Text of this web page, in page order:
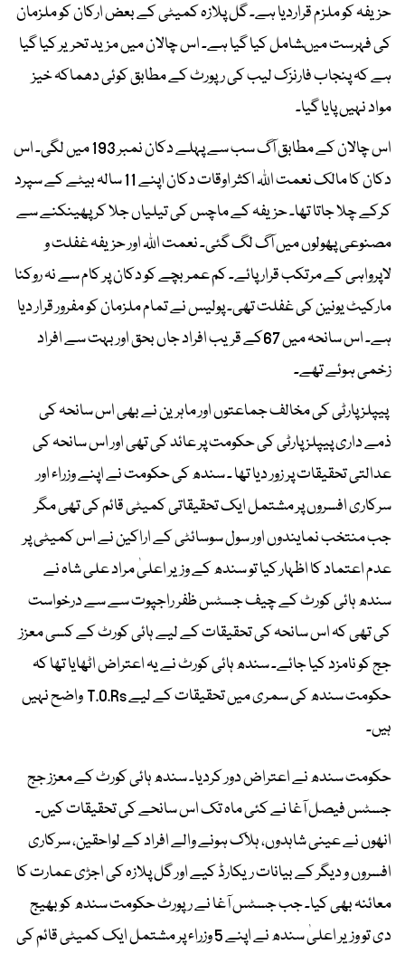
حزیفہ کو ملزم قراردیا ہے۔ گل پلازہ کمیٹی کے بعض ارکان کو ملزمان
کی فہرست میںشامل کیا گیا ہے۔ اس چالان میں مزید تحریر کیا گیا
ہے کہ پنجاب فارنزک لیب کی رپورٹ کے مطابق کوئی دھماکہ خیز
مواد نہیں پایا گیا۔
اس چالان کے مطابق آگ سب سے پہلے دکان نمبر 193 میں لگی۔ اس
دکان کا مالک نعمت اﷲ اکثر اوقات دکان اپنے 11 سالہ بیٹے کے سپرد
کرکے چلا جاتا تھا۔ حزیفہ کے ماچس کی تیلیاں جلا کر پھینکنے سے
مصنوعی پھولوں میں آگ لگ گئی۔ نعمت اﷲ اور حزیفہ غفلت و
لاپرواہی کے مرتکب قرار پائے۔ کم عمر بچے کو دکان پر کام سے نہ روکنا
مارکیٹ یونین کی غفلت تھی۔ پولیس نے تمام ملزمان کو مفرور قرار دیا
ہے۔ اس سانحہ میں 67کے قریب افراد جاں بحق اور بہت سے افراد
زخمی ہوئے تھے۔
پیپلز پارٹی کی مخالف جماعتوں اور ماہرین نے بھی اس سانحہ کی
ذمے داری پیپلز پارٹی کی حکومت پر عائد کی تھی اور اس سانحہ کی
عدالتی تحقیقات پر زور دیا تھا ۔ سندھ کی حکومت نے اپنے وزراء اور
سرکاری افسروں پر مشتمل ایک تحقیقاتی کمیٹی قائم کی تھی مگر
جب منتخب نمایندوں اور سول سوسائٹی کے اراکین نے اس کمیٹی پر
عدم اعتماد کا اظہار کیا تو سندھ کے وزیر اعلیٰ مراد علی شاہ نے
سندھ ہائی کورٹ کے چیف جسٹس ظفر راجپوت سے سے درخواست
کی تھی کہ اس سانحہ کی تحقیقات کے لیے ہائی کورٹ کے کسی معزز
جج کو نامزد کیا جائے۔ سندھ ہائی کورٹ نے یہ اعتراض اٹھایا تھا کہ
حکومت سندھ کی سمری میں تحقیقات کے لیے T.O.Rs واضح نہیں
ہیں۔
حکومت سندھ نے اعتراض دور کردیا۔ سندھ ہائی کورٹ کے معزز جج
جسٹس فیصل آغا نے کئی ماہ تک اس سانحے کی تحقیقات کیں۔
انھوں نے عینی شاہدوں، ہلاک ہونے والے افراد کے لواحقین، سرکاری
افسروں و دیگر کے بیانات ریکارڈ کیے اور گل پلازہ کی اجڑی عمارت کا
معائنہ بھی کیا۔ جب جسٹس آغا نے رپورٹ حکومت سندھ کو بھیج
دی تو وزیر اعلیٰ سندھ نے اپنے 5 وزراء پر مشتمل ایک کمیٹی قائم کی